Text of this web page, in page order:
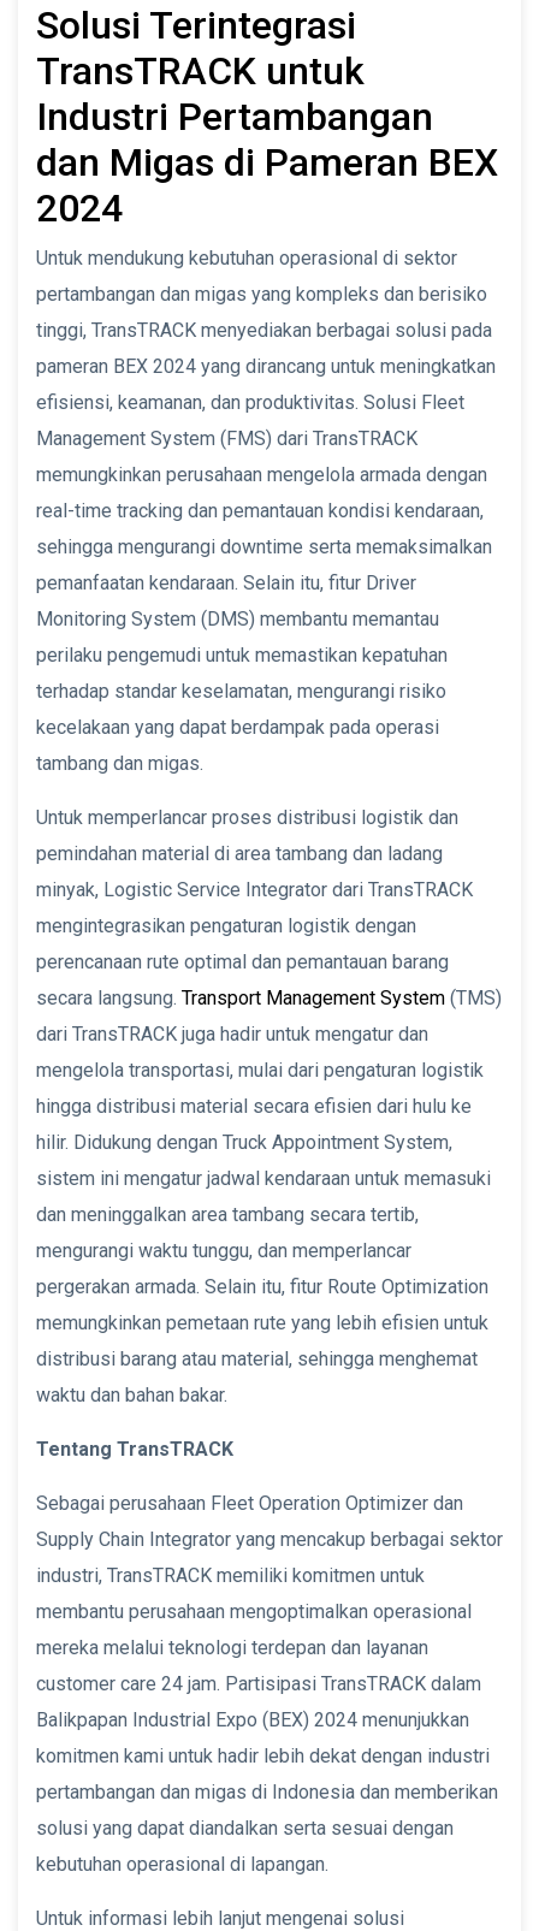
Solusi Terintegrasi
TransTRACK untuk
Industri Pertambangan
dan Migas di Pameran BEX
2024
Untuk mendukung kebutuhan operasional di sektor
pertambangan dan migas yang kompleks dan berisiko
tinggi, TransTRACK menyediakan berbagai solusi pada
pameran BEX 2024 yang dirancang untuk meningkatkan
efisiensi, keamanan, dan produktivitas. Solusi Fleet
Management System (FMS) dari TransTRACK
memungkinkan perusahaan mengelola armada dengan
real-time tracking dan pemantauan kondisi kendaraan,
sehingga mengurangi downtime serta memaksimalkan
pemanfaatan kendaraan. Selain itu, fitur Driver
Monitoring System (DMS) membantu memantau
perilaku pengemudi untuk memastikan kepatuhan
terhadap standar keselamatan, mengurangi risiko
kecelakaan yang dapat berdampak pada operasi
tambang dan migas.
Untuk memperlancar proses distribusi logistik dan
pemindahan material di area tambang dan ladang
minyak, Logistic Service Integrator dari TransTRACK
mengintegrasikan pengaturan logistik dengan
perencanaan rute optimal dan pemantauan barang
secara langsung. Transport Management System (TMS)
dari TransTRACK juga hadir untuk mengatur dan
mengelola transportasi, mulai dari pengaturan logistik
hingga distribusi material secara efisien dari hulu ke
hilir. Didukung dengan Truck Appointment System,
sistem ini mengatur jadwal kendaraan untuk memasuki
dan meninggalkan area tambang secara tertib,
mengurangi waktu tunggu, dan memperlancar
pergerakan armada. Selain itu, fitur Route Optimization
memungkinkan pemetaan rute yang lebih efisien untuk
distribusi barang atau material, sehingga menghemat
waktu dan bahan bakar.
Tentang TransTRACK
Sebagai perusahaan Fleet Operation Optimizer dan
Supply Chain Integrator yang mencakup berbagai sektor
industri, TransTRACK memiliki komitmen untuk
membantu perusahaan mengoptimalkan operasional
mereka melalui teknologi terdepan dan layanan
customer care 24 jam. Partisipasi TransTRACK dalam
Balikpapan Industrial Expo (BEX) 2024 menunjukkan
komitmen kami untuk hadir lebih dekat dengan industri
pertambangan dan migas di Indonesia dan memberikan
solusi yang dapat diandalkan serta sesuai dengan
kebutuhan operasional di lapangan.
Untuk informasi lebih lanjut mengenai solusi